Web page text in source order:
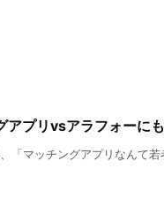
アプリvsアラフォーに
「マッチングアプリなんて